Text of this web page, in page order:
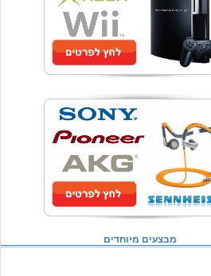
מבצעים מיוחדים